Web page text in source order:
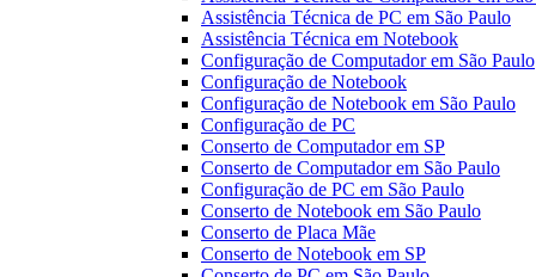
Assistência Técnica de PC em São Paulo
Assistência Técnica em Notebook
Configuração de Computador em São Paulo
Configuração de Notebook
Configuração de Notebook em São Paulo
Configuração de PC
Conserto de Computador em SP
Conserto de Computador em São Paulo
Configuração de PC em São Paulo
Conserto de Notebook em São Paulo
Conserto de Placa Mãe
Conserto de Notebook em SP